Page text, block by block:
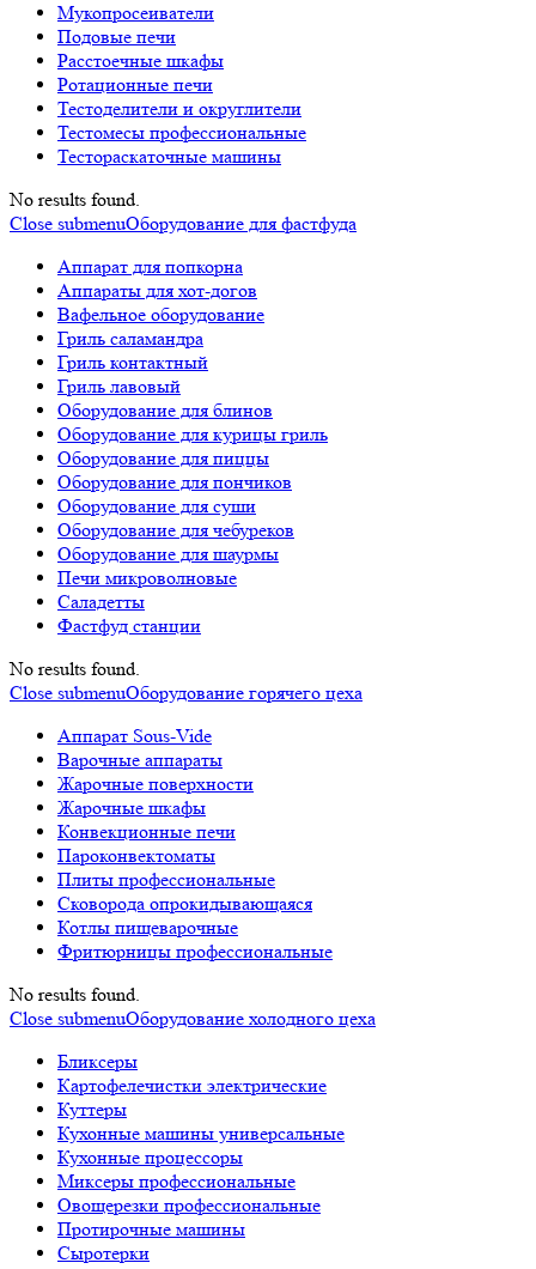
Мукопросеиватели
Подовые печи
Расстоечные шкафы
Ротационные печи
Тестоделители и округлители
Тестомесы профессиональные
Тестораскаточные машины
No results found.
Close submenuОборудование для фастфуда
Аппарат для попкорна
Аппараты для хот-догов
Вафельное оборудование
Гриль саламандра
Гриль контактный
Гриль лавовый
Оборудование для блинов
Оборудование для курицы гриль
Оборудование для пиццы
Оборудование для пончиков
Оборудование для суши
Оборудование для чебуреков
Оборудование для шаурмы
Печи микроволновые
Саладетты
Фастфуд станции
No results found.
Close submenuОборудование горячего цеха
Аппарат Sous-Vide
Варочные аппараты
Жарочные поверхности
Жарочные шкафы
Конвекционные печи
Пароконвектоматы
Плиты профессиональные
Сковорода опрокидывающаяся
Котлы пищеварочные
Фритюрницы профессиональные
No results found.
Close submenuОборудование холодного цеха
Бликсеры
Картофелечистки электрические
Куттеры
Кухонные машины универсальные
Кухонные процессоры
Миксеры профессиональные
Овощерезки профессиональные
Протирочные машины
Сыротерки